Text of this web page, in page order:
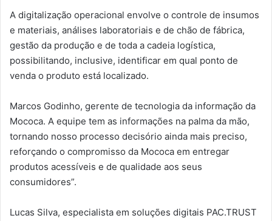
A digitalização operacional envolve o controle de insumos
e materiais, análises laboratoriais e de chão de fábrica,
gestão da produção e de toda a cadeia logística,
possibilitando, inclusive, identificar em qual ponto de
venda o produto está localizado.
Marcos Godinho, gerente de tecnologia da informação da
Mococa. A equipe tem as informações na palma da mão,
tornando nosso processo decisório ainda mais preciso,
reforçando o compromisso da Mococa em entregar
produtos acessíveis e de qualidade aos seus
consumidores”.
Lucas Silva, especialista em soluções digitais PAC.TRUST